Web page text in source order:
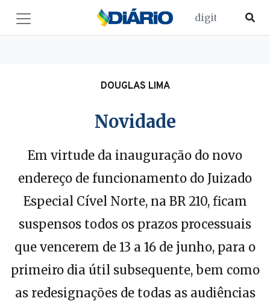
DOUGLAS LIMA
Novidade
Em virtude da inauguração do novo
endereço de funcionamento do Juizado
Especial Cível Norte, na BR 210, ficam
suspensos todos os prazos processuais
que vencerem de 13 a 16 de junho, para o
primeiro dia útil subsequente, bem como
as redesignações de todas as audiências